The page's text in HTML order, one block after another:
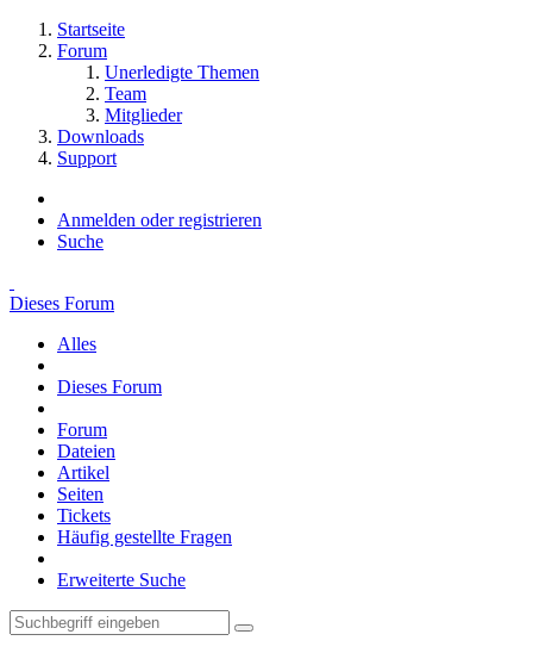
Startseite
Forum
Unerledigte Themen
Team
Mitglieder
Downloads
Support
Anmelden oder registrieren
Suche
Dieses Forum
Alles
Dieses Forum
Forum
Dateien
Artikel
Seiten
Tickets
Häufig gestellte Fragen
Erweiterte Suche